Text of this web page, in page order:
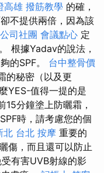
高雄 撥筋教學 的確，
不提供兩倍，因為該
公司社團 會議點心 定
根據Yadav的說法，
的SPF。 台中整骨價
的秘密（以及更
YES-值得一提的是
15分鐘塗上防曬霜，
時，請考慮您的個
北 台北 按摩 重要的
傷，而且還可以防止
有害UVB射線的影